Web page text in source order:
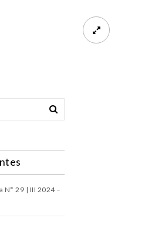
N° 29 | III 2024 –